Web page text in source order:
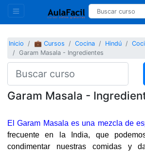
Inicio 💼 Cursos Cocina Hindú
Garam Masala - Ingredientes
Garam Masala -
El Garam Masala es una mezcla de
frecuente en la India, que
condimentar nuestras comidas y